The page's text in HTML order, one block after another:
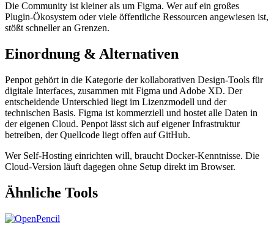
Die Community ist kleiner als um Figma. Wer auf ein großes
Plugin-Ökosystem oder viele öffentliche Ressourcen angewiesen ist,
stößt schneller an Grenzen.
Einordnung & Alternativen
Penpot gehört in die Kategorie der kollaborativen Design-Tools für
digitale Interfaces, zusammen mit Figma und Adobe XD. Der
entscheidende Unterschied liegt im Lizenzmodell und der
technischen Basis. Figma ist kommerziell und hostet alle Daten in
der eigenen Cloud. Penpot lässt sich auf eigener Infrastruktur
betreiben, der Quellcode liegt offen auf GitHub.
Wer Self-Hosting einrichten will, braucht Docker-Kenntnisse. Die
Cloud-Version läuft dagegen ohne Setup direkt im Browser.
Ähnliche Tools